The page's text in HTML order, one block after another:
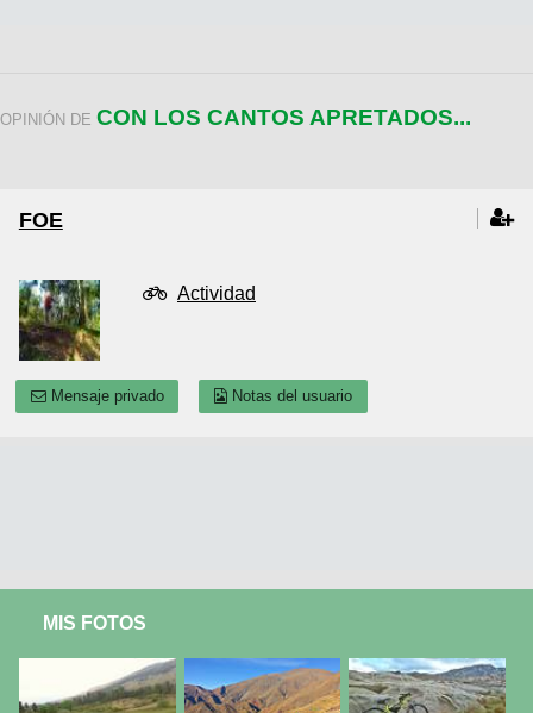
OPINIÓN DE CON LOS CANTOS APRETADOS...
FOE
Actividad
Mensaje privado Notas del usuario
MIS FOTOS